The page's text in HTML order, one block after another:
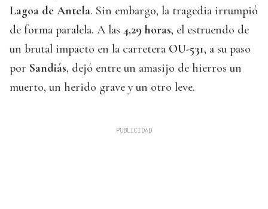
Lagoa de Antela. Sin embargo, la tragedia irrumpió
de forma paralela. A las 4,29 horas, el estruendo de
un brutal impacto en la carretera OU-531, a su paso
por Sandiás, dejó entre un amasijo de hierros un
muerto, un herido grave y un otro leve.